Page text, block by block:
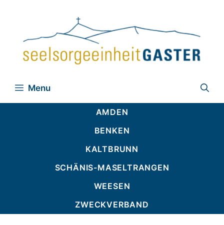
Menu
AMDEN
BENKEN
KALTBRUNN
SCHÄNIS-MASELTRANGEN
WEESEN
ZWECKVERBAND